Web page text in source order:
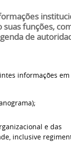
funções,
de
informações
e das
inclusive